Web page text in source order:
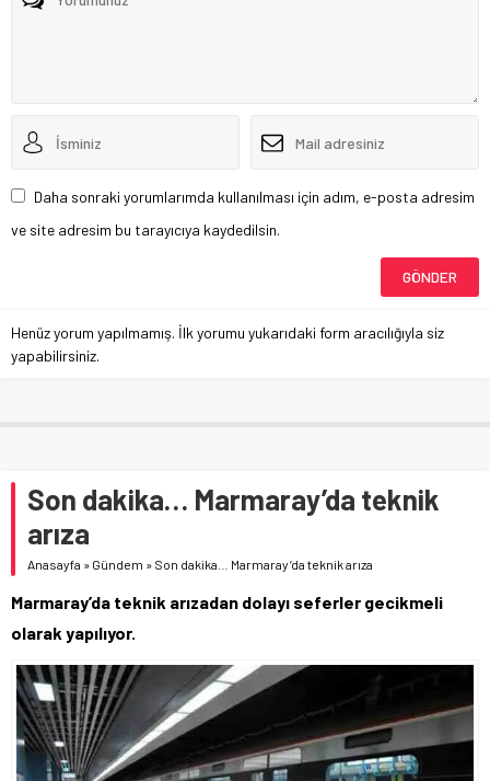
Daha sonraki yorumlarımda kullanılması için adım, e-posta adresim
ve site adresim bu tarayıcıya kaydedilsin.
Henüz yorum yapılmamış. İlk yorumu yukarıdaki form aracılığıyla siz
yapabilirsiniz.
Son dakika… Marmaray’da teknik
arıza
Anasayfa » Gündem » Son dakika… Marmaray’da teknik arıza
Marmaray’da teknik arızadan dolayı seferler gecikmeli
olarak yapılıyor.